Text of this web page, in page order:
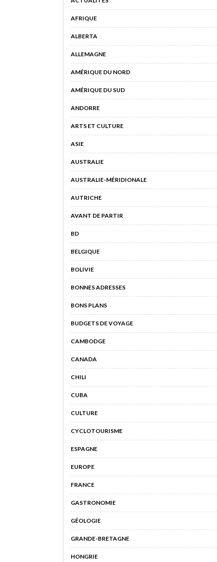
AFRIQUE
ALBERTA
ALLEMAGNE
AMÉRIQUE DU NORD
AMÉRIQUE DU SUD
ANDORRE
ARTS ET CULTURE
ASIE
AUSTRALIE
AUSTRALIE-MÉRIDIONALE
AUTRICHE
AVANT DE PARTIR
BD
BELGIQUE
BOLIVIE
BONNES ADRESSES
BONS PLANS
BUDGETS DE VOYAGE
CAMBODGE
CANADA
CHILI
CUBA
CULTURE
CYCLOTOURISME
ESPAGNE
EUROPE
FRANCE
GASTRONOMIE
GÉOLOGIE
GRANDE-BRETAGNE
HONGRIE